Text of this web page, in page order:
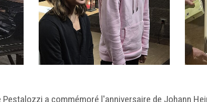
a commémoré l'anniversaire de Johann